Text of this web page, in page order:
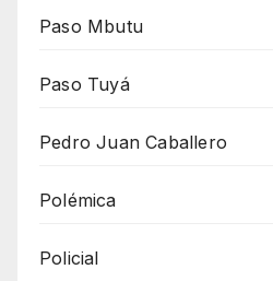
Paso Mbutu
Paso Tuyá
Pedro Juan Caballero
Polémica
Policial